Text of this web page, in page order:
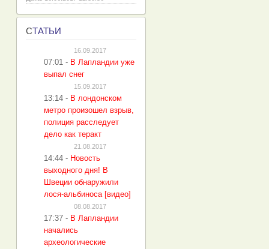
СТАТЬИ
16.09.2017
07:01 - В Лапландии уже
выпал снег
15.09.2017
13:14 - В лондонском
метро произошел взрыв,
полиция расследует
дело как теракт
21.08.2017
14:44 - Новость
выходного дня! В
Швеции обнаружили
лося-альбиноса [видео]
08.08.2017
17:37 - В Лапландии
начались
археологические